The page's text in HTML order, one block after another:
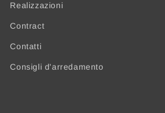
Realizzazioni
Contract
Contatti
Consigli d'arredamento